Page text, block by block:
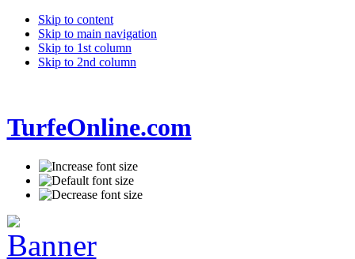
Skip to content
Skip to main navigation
Skip to 1st column
Skip to 2nd column
TurfeOnline.com